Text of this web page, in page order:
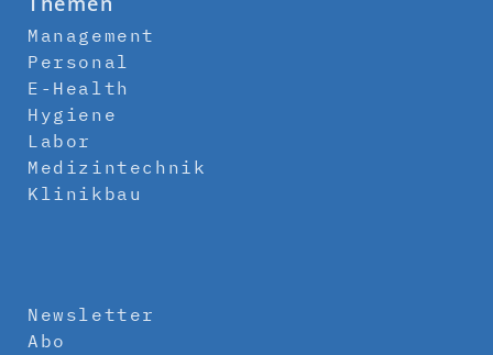
Management
Personal
E-Health
Hygiene
Labor
Medizintechnik
Klinikbau
Newsletter
Abo